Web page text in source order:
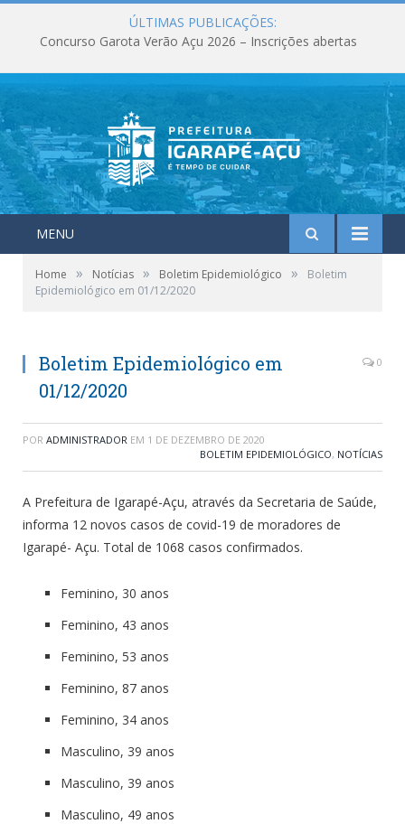
ÚLTIMAS PUBLICAÇÕES:
Concurso Garota Verão Açu 2026 – Inscrições abertas
MENU
Home » Notícias » Boletim Epidemiológico »
Boletim
Epidemiológico em 01/12/2020
Boletim Epidemiológico em
01/12/2020
0
POR ADMINISTRADOR EM 1 DE DEZEMBRO DE 2020
BOLETIM EPIDEMIOLÓGICO, NOTÍCIAS
A Prefeitura de Igarapé-Açu, através da Secretaria de Saúde,
informa 12 novos casos de covid-19 de moradores de
Igarapé- Açu. Total de 1068 casos confirmados.
Feminino, 30 anos
Feminino, 43 anos
Feminino, 53 anos
Feminino, 87 anos
Feminino, 34 anos
Masculino, 39 anos
Masculino, 39 anos
Masculino, 49 anos